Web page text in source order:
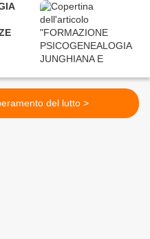
Psicogenealogia e superamento del lutto >